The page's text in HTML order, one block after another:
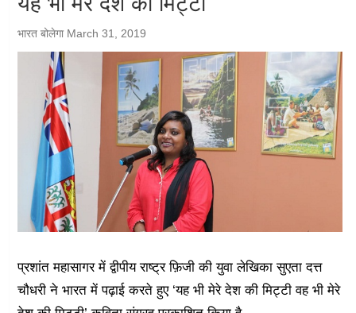
भारत बोलेगा March 31, 2019
प्रशांत महासागर में द्वीपीय राष्ट्र फ़िजी की युवा लेखिका सुएता दत्त
चौधरी ने भारत में पढ़ाई करते हुए ‘यह भी मेरे देश की मिट्टी वह भी मेरे